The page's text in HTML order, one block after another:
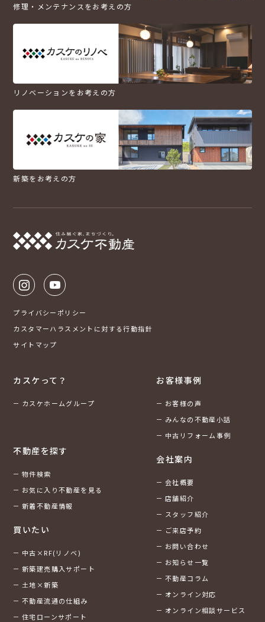
修理・メンテナンスをお考えの方
リノベーションをお考えの方
新築をお考えの方
プライバシーポリシー
カスタマーハラスメントに対する行動指針
サイトマップ
カスケって？
カスケホームグループ
不動産を探す
物件検索
お気に入り不動産を見る
新着不動産情報
買いたい
中古×RF(リノベ)
新築建売購入サポート
土地×新築
不動産流通の仕組み
住宅ローンサポート
お客様事例
お客様の声
みんなの不動産小話
中古リフォーム事例
会社案内
会社概要
店舗紹介
スタッフ紹介
ご来店予約
お問い合わせ
お知らせ一覧
不動産コラム
オンライン対応
オンライン相談サービス